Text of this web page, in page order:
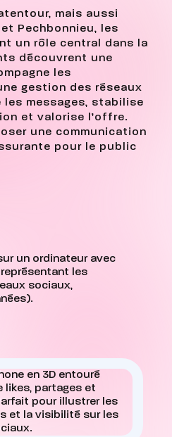
mais aussi
Pechbonnieu, les
un rôle central dans la
découvrent une
les
gestion des réseaux
messages, stabilise
et valorise l’offre.
une communication
pour le public